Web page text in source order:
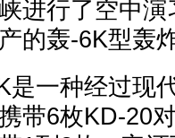
进行了空中
的轰-6K型轰
种经过现代
带6枚KD-20